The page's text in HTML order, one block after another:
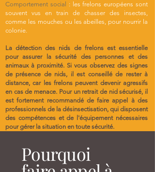
Comportement social : les frelons européens sont
souvent vus en train de chasser des insectes,
comme les mouches ou les abeilles, pour nourrir la
colonie.
La détection des nids de frelons est essentielle
pour assurer la sécurité des personnes et des
animaux à proximité. Si vous observez des signes
de présence de nids, il est conseillé de rester à
distance, car les frelons peuvent devenir agressifs
en cas de menace. Pour un retrait de nid sécurisé, il
est fortement recommandé de faire appel à des
professionnels de la désinsectisation, qui disposent
des compétences et de l'équipement nécessaires
pour gérer la situation en toute sécurité.
Pourquoi